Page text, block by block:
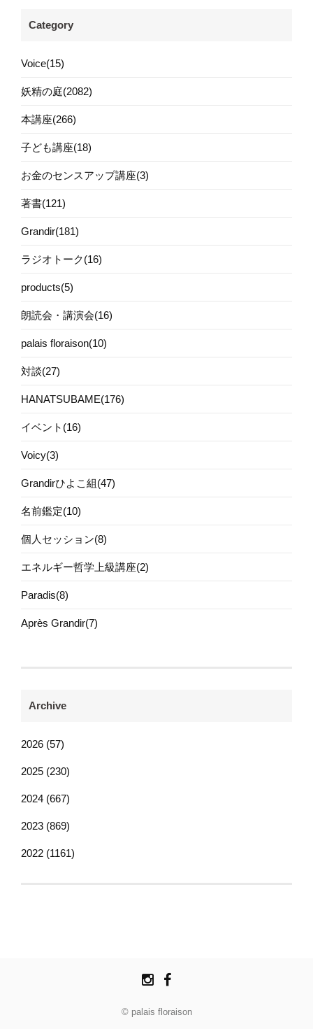
Category
Voice(15)
妖精の庭(2082)
本講座(266)
子ども講座(18)
お金のセンスアップ講座(3)
著書(121)
Grandir(181)
ラジオトーク(16)
products(5)
朗読会・講演会(16)
palais floraison(10)
対談(27)
HANATSUBAME(176)
イベント(16)
Voicy(3)
Grandirひよこ組(47)
名前鑑定(10)
個人セッション(8)
エネルギー哲学上級講座(2)
Paradis(8)
Après Grandir(7)
Archive
2026 (57)
2025 (230)
2024 (667)
2023 (869)
2022 (1161)
© palais floraison